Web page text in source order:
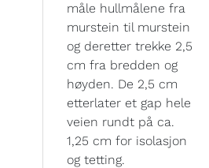
måle hullmålene fra
murstein til murstein
og deretter trekke 2,5
cm fra bredden og
høyden. De 2,5 cm
etterlater et gap hele
veien rundt på ca.
1,25 cm for isolasjon
og tetting.